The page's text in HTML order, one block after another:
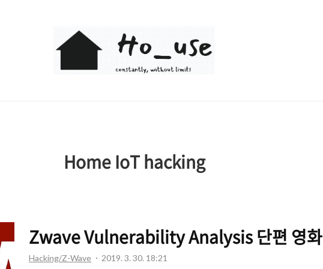
Ho_use
Home IoT hacking
Zwave Vulnerability Analysis 단편 영화
Hacking/Z-Wave 2019. 3. 30. 18:21